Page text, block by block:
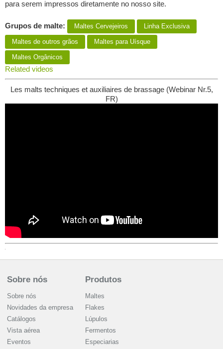
para serem impressos diretamente no nosso site.
Grupos de malte: Maltes Сervejeiros Linha Exclusiva
Maltes de outros grãos Maltes para Uísque
Maltes Orgânicos
Related videos
Les malts techniques et auxiliaires de brassage (Webinar Nr.5,
FR)
Sobre nós
Sobre nós
Novidades da empresa
Catálogos
Vista aérea
Eventos
Produtos
Maltes
Flakes
Lúpulos
Fermentos
Especiarias